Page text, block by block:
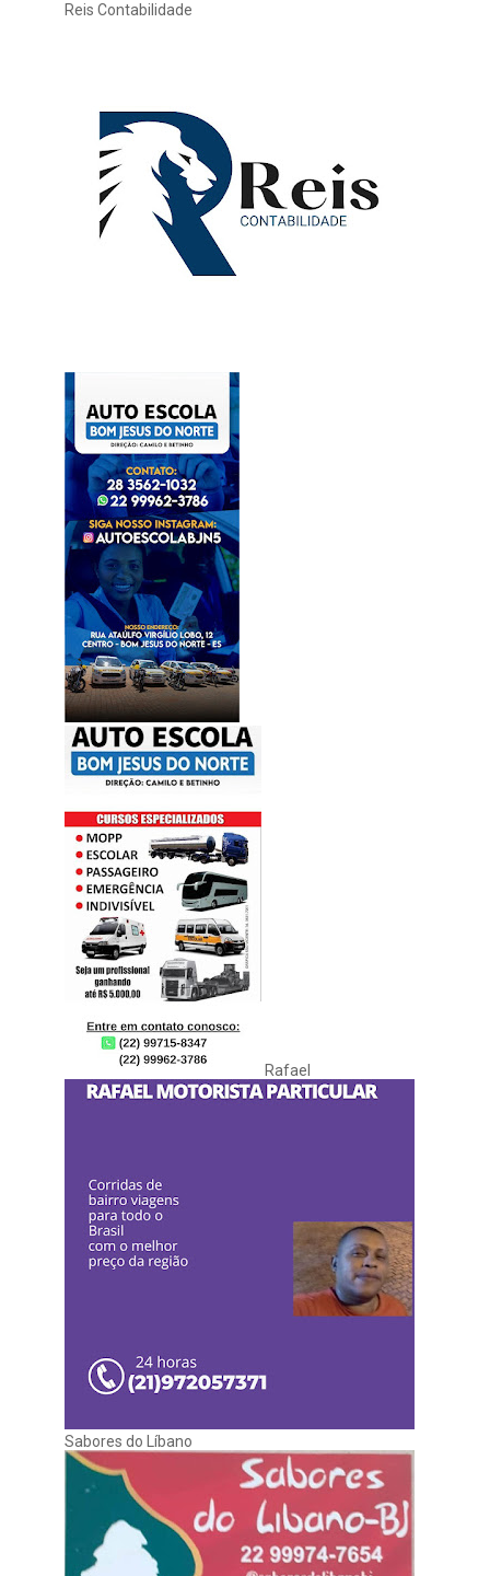
Reis Contabilidade
Rafael
Sabores do Líbano